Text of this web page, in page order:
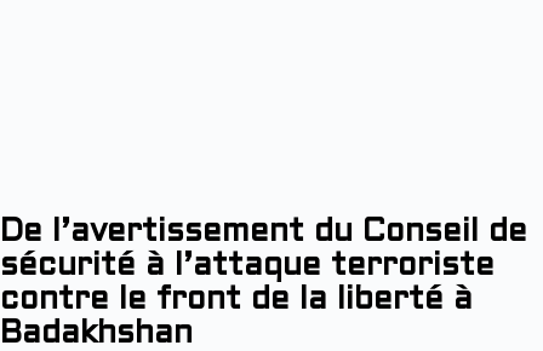
De l’avertissement du Conseil de
sécurité à l’attaque terroriste
contre le front de la liberté à
Badakhshan